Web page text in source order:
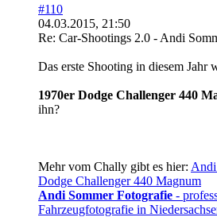
#110
04.03.2015, 21:50
Re: Car-Shootings 2.0 - Andi
Das erste Shooting in diesem Jahr
1970er Dodge Challenger 440
ihn?
Mehr vom Chally gibt es hier:
Dodge Challenger 440 Magnum
Andi Sommer Fotografie -
Fahrzeugfotografie in